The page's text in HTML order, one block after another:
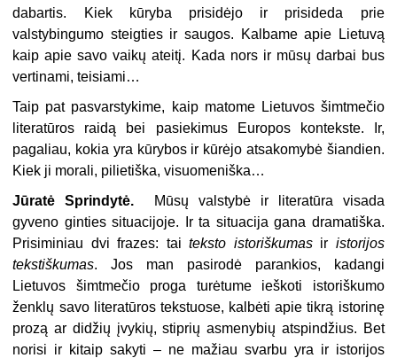
dabartis. Kiek kūryba prisidėjo ir prisideda prie
valstybingumo steigties ir saugos. Kalbame apie Lietuvą
kaip apie savo vaikų ateitį. Kada nors ir mūsų darbai bus
vertinami, teisiami…
Taip pat pasvarstykime, kaip matome Lietuvos šimtmečio
literatūros raidą bei pasiekimus Europos kontekste. Ir,
pagaliau, kokia yra kūrybos ir kūrėjo atsakomybė šiandien.
Kiek ji morali, pilietiška, visuomeniška…
Jūratė Sprindytė.
Mūsų valstybė ir literatūra visada
gyveno ginties situacijoje. Ir ta situacija gana dramatiška.
Prisiminiau dvi frazes: taiteksto istoriškumasir istorijos
tekstiškumas. Jos man pasirodė parankios, kadangi
Lietuvos šimtmečio proga turėtume ieškoti istoriškumo
ženklų savo literatūros tekstuose, kalbėti apie tikrą istorinę
prozą ar didžių įvykių, stiprių asmenybių atspindžius. Bet
norisi ir kitaip sakyti – ne mažiau svarbu yra ir istorijos